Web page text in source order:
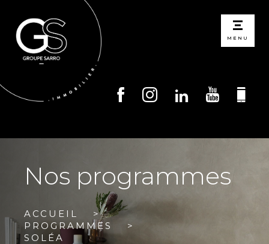
MENU
Nos programmes
ACCUEIL
PROGRAMMES
SOLÉA